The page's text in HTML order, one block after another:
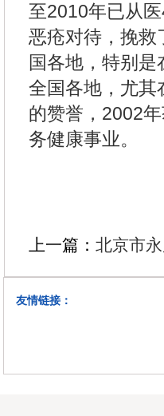
至2010年已从
恶疮对待，挽救
国各地，特别
全国各地，尤其
的赞誉，2002
务健康事业。
上一篇： 北京市
友情链接：